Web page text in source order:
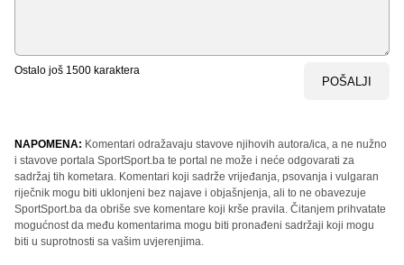
Ostalo još 1500 karaktera
POŠALJI
NAPOMENA: Komentari odražavaju stavove njihovih autora/ica, a ne nužno
i stavove portala SportSport.ba te portal ne može i neće odgovarati za
sadržaj tih kometara. Komentari koji sadrže vrijeđanja, psovanja i vulgaran
riječnik mogu biti uklonjeni bez najave i objašnjenja, ali to ne obavezuje
SportSport.ba da obriše sve komentare koji krše pravila. Čitanjem prihvatate
mogućnost da među komentarima mogu biti pronađeni sadržaji koji mogu
biti u suprotnosti sa vašim uvjerenjima.